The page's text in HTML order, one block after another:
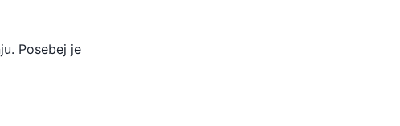
Posebej je